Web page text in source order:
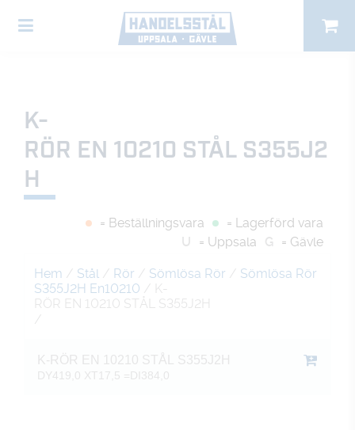
K-
RÖR EN 10210 STÅL S355J2
H
= Beställningsvara
= Lagerförd vara
U
= Uppsala G = Gävle
Hem / Stål / Rör / Sömlösa Rör / Sömlösa Rör
S355J2H En10210 / K-
RÖR EN 10210 STÅL S355J2H
/
K-RÖR EN 10210 STÅL S355J2H
DY419,0 XT17,5 =DI384,0